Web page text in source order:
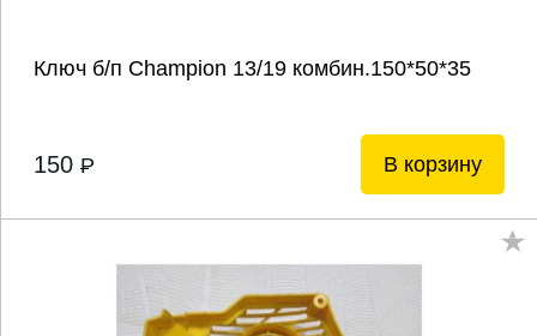
Ключ б/п Champion 13/19 комбин.150*50*35
150 P В корзину